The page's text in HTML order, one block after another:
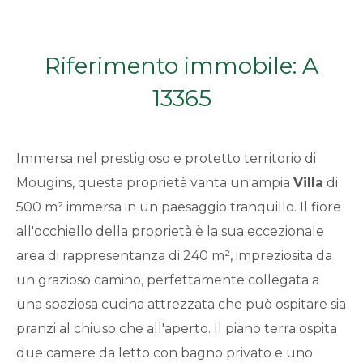
Riferimento immobile: A
13365
Immersa nel prestigioso e protetto territorio di
Mougins, questa proprietà vanta un'ampiaVilla di
500 m² immersa in un paesaggio tranquillo. Il fiore
all'occhiello della proprietà è la sua eccezionale
area di rappresentanza di 240 m², impreziosita da
un grazioso camino, perfettamente collegata a
una spaziosa cucina attrezzata che può ospitare sia
pranzi al chiuso che all'aperto. Il piano terra ospita
due camere da letto con bagno privato e uno
3
4
5
5+